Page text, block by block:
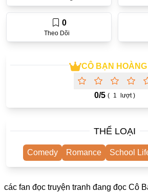
Truyện Scan
Yaoi
Cưới Trước Yêu Sau
#Âu Cổ
CÔ BẠN
0/5 ( 1 lượt )
Theo Dõi
0
THỂ LOẠI
Comedy Romance School
các fan đọc truyện tranh đang đọc Cô